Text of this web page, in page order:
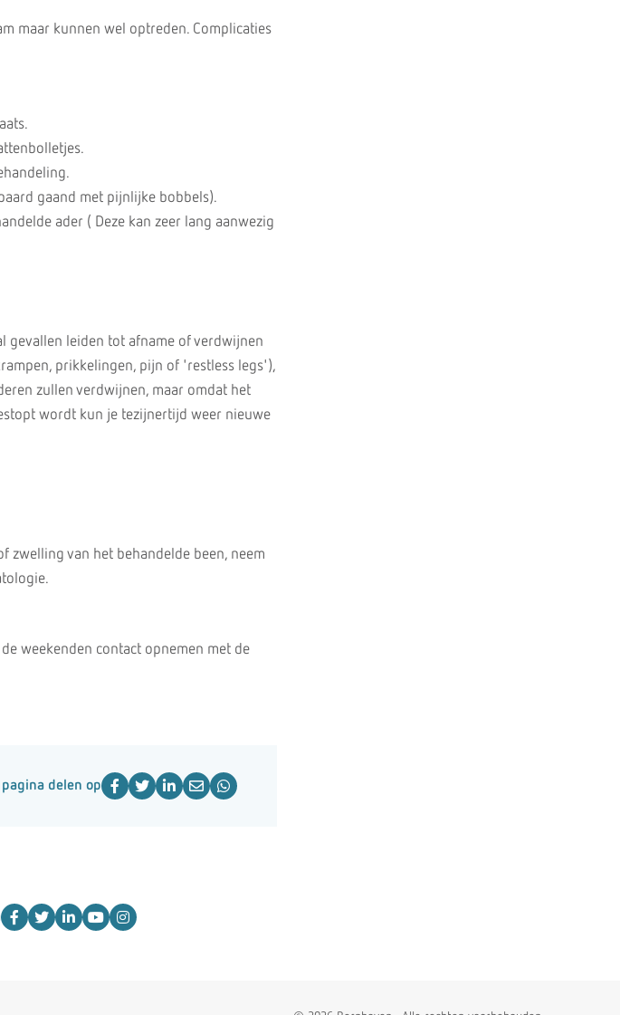
maar kunnen wel optreden. Complicaties
gaand met pijnlijke bobbels).
ader ( Deze kan zeer lang aanwezig
gevallen leiden tot afname of verdwijnen
prikkelingen, pijn of 'restless legs'),
zullen verdwijnen, maar omdat het
wordt kun je tezijnertijd weer nieuwe
zwelling van het behandelde been, neem
de weekenden contact opnemen met de
pagina delen op